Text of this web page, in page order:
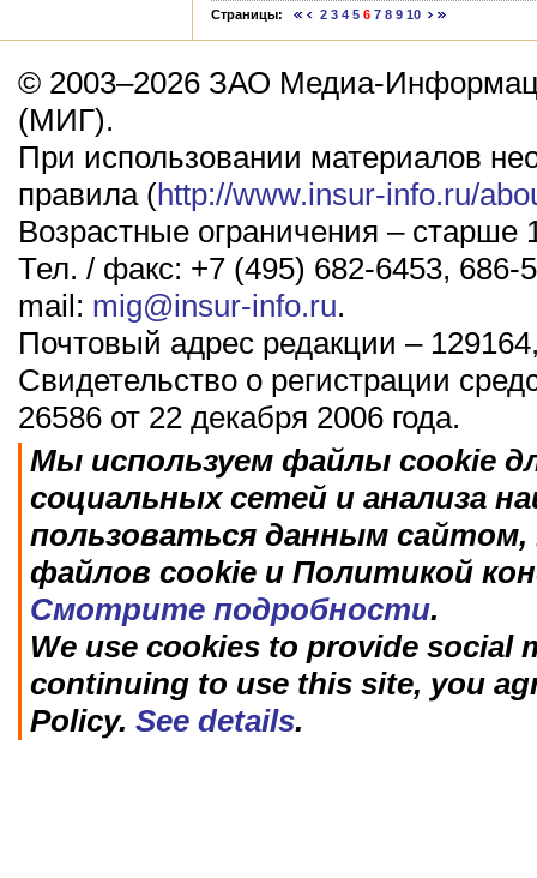
Страницы: 2 3 4 5 6 7 8 9 10
© 2003–2026 ЗАО Медиа-
(МИГ).
При использовании материалов
правила (http://www.insur-info.ru/
Возрастные ограничения – старше
Тел. / факс: +7 (495) 682-6453, 686-
mail: mig@insur-info.ru.
Почтовый адрес редакции –
Свидетельство о регистрации
26586 от 22 декабря 2006 года.
Мы используем файлы cookie
социальных сетей и анализа
пользоваться данным
файлов cookie и Политикой
Смотрите подробности.
We use cookies to provide social
continuing to use this site, you
Policy. See details.